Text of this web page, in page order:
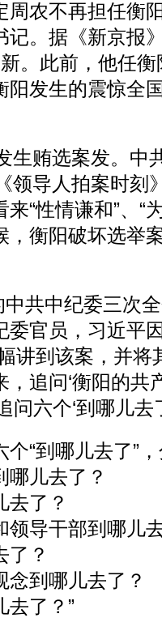
周农不再担任衡
记。据《新京报
。此前，他任
发生的震惊全
生贿选案发。中
领导人拍案时刻
“性情谦和”、“
，衡阳破坏选举
共中纪委三次
委官员，习近平
讲到该案，并将
追问‘衡阳的共
问六个‘到哪儿去
“到哪儿去了”
哪儿去了？
去了？
领导干部到哪儿
了？
念到哪儿去了？
去了？”